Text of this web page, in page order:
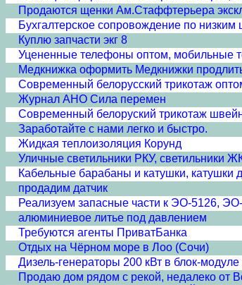
Продаются щенки Ам.Стаффтерьера
Бухгалтерское сопровождение по низким
Куплю запчасти экг 8
Уцененные телефоны оптом, мобильные
Медкнижка оформить Медкнижки
Современный белорусский трикотаж
Журнал АНО Сила перемен
Современный белоруский трикотаж
Заработайте с нами легко и быстро.
Жидкая теплоизоляция Корунд
Уличные светильники РКУ, светильники
Кабельные барабаны и катушки, катушки
продадим датчик
Реализуем запасные части к ЭО-5126,
алюминиевое литье под давлением
Требуются агенты ПриватБанка
Отдых на Чёрном море в Лоо (Сочи)
Дизель-генераторы 200 кВт в блок-модуле
Продаю дом рядом с рекой, недалеко от